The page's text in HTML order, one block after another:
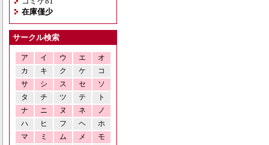
在庫僅少
サークル検索
ア イ ウ エ
オ
カ
キ ク ケ
コ
サ
シ ス セ
ソ
タ
チ ツ テ
ト
ナ
ニ ヌ ネ
ノ
ハ
ヒ フ ヘ
ホ
マ
ミ ム メ
モ